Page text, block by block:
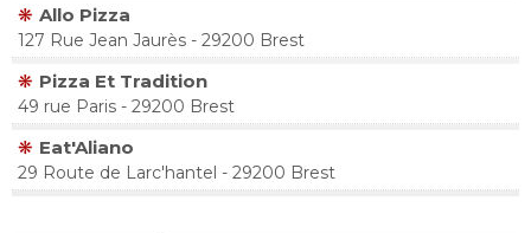
Allo Pizza
127 Rue Jean Jaurès - 29200 Brest
Pizza Et Tradition
49 rue Paris - 29200 Brest
Eat'Aliano
29 Route de Larc'hantel - 29200 Brest